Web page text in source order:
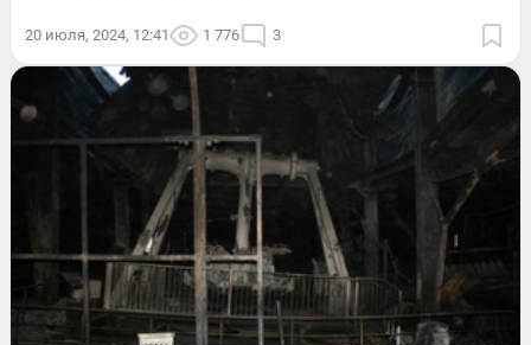
20 июля, 2024, 12:41 1 776 3